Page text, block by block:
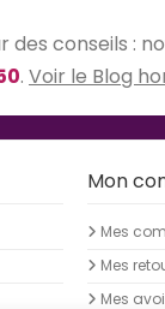
des conseils :
. Voir le Blog
Mon
Mes
Mes
Mes